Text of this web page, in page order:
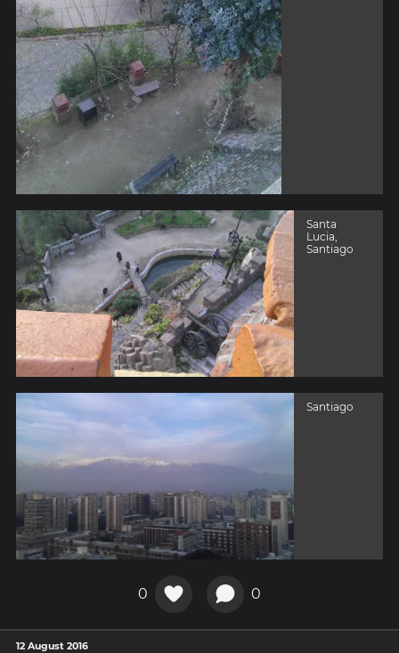
Santa
Lucia,
Santiago
Santiago
0 0
12 August 2016